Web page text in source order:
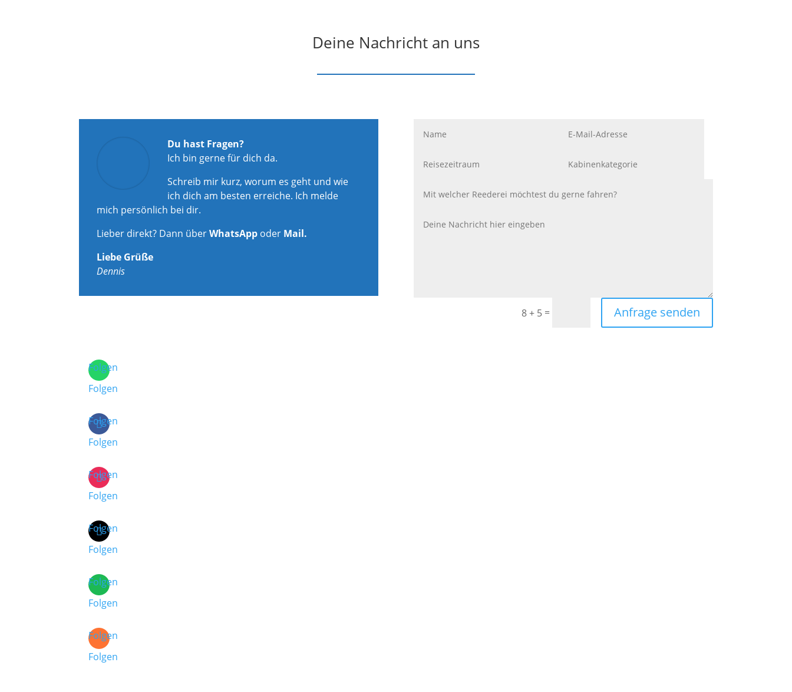
Deine Nachricht an uns
Du hast Fragen?
Ich bin gerne für dich da.
Schreib mir kurz, worum es geht und wie
ich dich am besten erreiche. Ich melde
mich persönlich bei dir.
Lieber direkt? Dann überWhatsApp oder Mail.
Liebe Grüße
Dennis
8 + 5= Anfrage senden
Folgen
Folgen
Folgen
Folgen
Folgen
Folgen
Folgen
Folgen
Folgen
Folgen
Folgen
Folgen